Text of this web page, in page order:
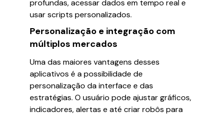
profundas, acessar dados em tempo real e
usar scripts personalizados.
Personalização e integração com
múltiplos mercados
Uma das maiores vantagens desses
aplicativos é a possibilidade de
personalização da interface e das
estratégias. O usuário pode ajustar gráficos,
indicadores, alertas e até criar robôs para